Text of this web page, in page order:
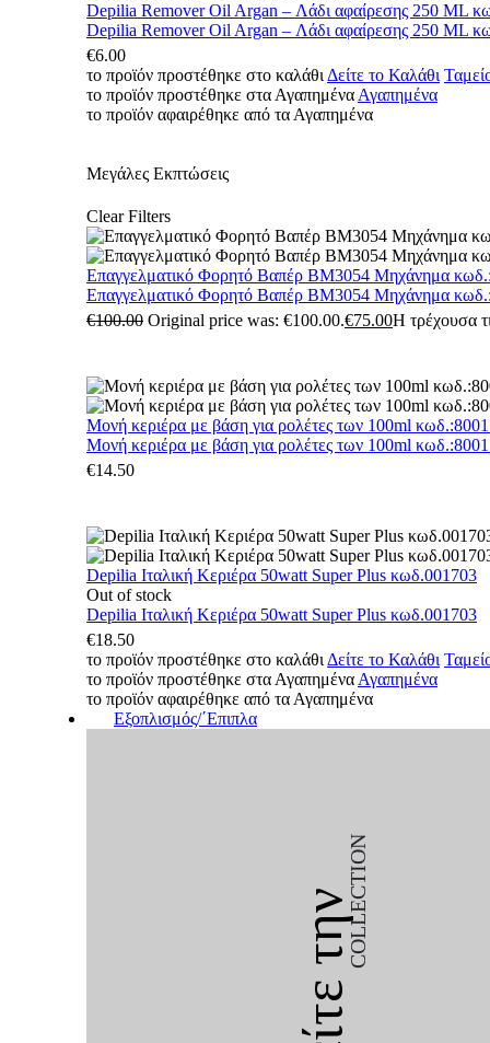
Depilia Remover Oil Argan – Λάδι αφαίρεσης 250 ML
Depilia Remover Oil Argan – Λάδι αφαίρεσης 250 ML
€6.00
το προϊόν προστέθηκε στο καλάθι Δείτε το Καλάθι
το προϊόν προστέθηκε στα Αγαπημένα Αγαπημένα
το προϊόν αφαιρέθηκε από τα Αγαπημένα
Μεγάλες Εκπτώσεις
Clear Filters
Επαγγελματικό Φορητό Βαπέρ BM3054 Μηχάνημα
Επαγγελματικό Φορητό Βαπέρ BM3054 Μηχάνημα
€100.00 Original price was: €100.00.€75.00Η τρέχουσα
Μονή κεριέρα με βάση για ρολέτες των 100ml
Μονή κεριέρα με βάση για ρολέτες των 100ml
€14.50
Depilia Ιταλική Κεριέρα 50watt Super Plus κωδ.001703
Out of stock
Depilia Ιταλική Κεριέρα 50watt Super Plus κωδ.001703
€18.50
το προϊόν προστέθηκε στο καλάθι Δείτε το Καλάθι
το προϊόν προστέθηκε στα Αγαπημένα Αγαπημένα
το προϊόν αφαιρέθηκε από τα Αγαπημένα
Εξοπλισμός/΄Επιπλα
Δείτε τηνCOLLECTION